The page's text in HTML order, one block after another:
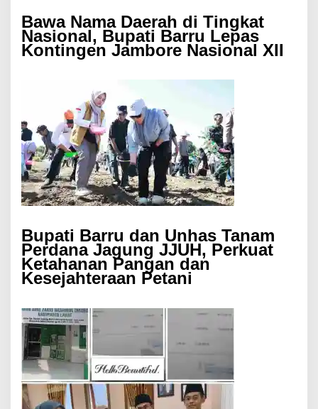
Bawa Nama Daerah di Tingkat
Nasional, Bupati Barru Lepas
Kontingen Jambore Nasional XII
Bupati Barru dan Unhas Tanam
Perdana Jagung JJUH, Perkuat
Ketahanan Pangan dan
Kesejahteraan Petani